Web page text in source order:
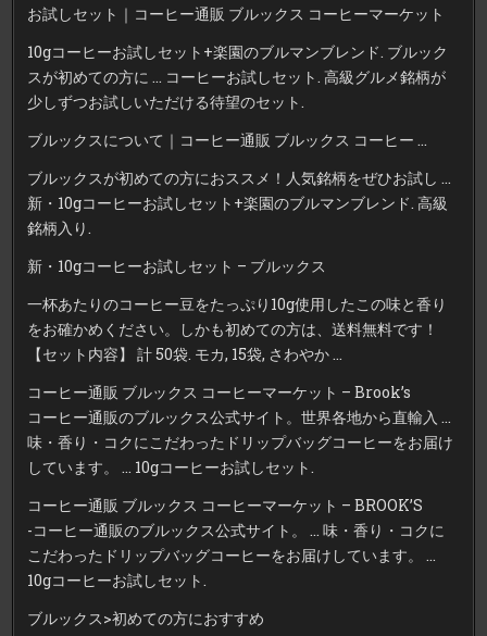
お試しセット｜コーヒー通販 ブルックス コーヒーマーケット
10gコーヒーお試しセット+楽園のブルマンブレンド. ブルック
スが初めての方に … コーヒーお試しセット. 高級グルメ銘柄が
少しずつお試しいただける待望のセット.
ブルックスについて｜コーヒー通販 ブルックス コーヒー …
ブルックスが初めての方におススメ！人気銘柄をぜひお試し …
新・10gコーヒーお試しセット+楽園のブルマンブレンド. 高級
銘柄入り.
新・10gコーヒーお試しセット – ブルックス
一杯あたりのコーヒー豆をたっぷり10g使用したこの味と香り
をお確かめください。しかも初めての方は、送料無料です！
【セット内容】 計 50袋. モカ, 15袋, さわやか …
コーヒー通販 ブルックス コーヒーマーケット – Brook’s
コーヒー通販のブルックス公式サイト。世界各地から直輸入 …
味・香り・コクにこだわったドリップバッグコーヒーをお届け
しています。 … 10gコーヒーお試しセット.
コーヒー通販 ブルックス コーヒーマーケット – BROOK’S
-コーヒー通販のブルックス公式サイト。 … 味・香り・コクに
こだわったドリップバッグコーヒーをお届けしています。 …
10gコーヒーお試しセット.
ブルックス>初めての方におすすめ